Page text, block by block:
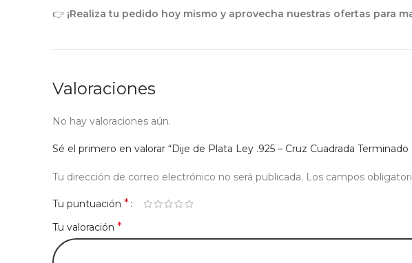
👉 ¡Realiza tu pedido hoy mismo y aprovecha nuestras ofertas para
Valoraciones
No hay valoraciones aún.
Sé el primero en valorar “Dije de Plata Ley .925 – Cruz Cuadrada Terminado
Tu dirección de correo electrónico no será publicada. Los campos
Tu puntuación *
Tu valoración *